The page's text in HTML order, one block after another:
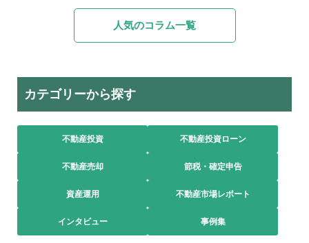
人気のコラム一覧
カテゴリーから探す
不動産投資 不動産投資ローン
不動産売却 節税・確定申告
資産運用 不動産市場レポート
インタビュー 事例集